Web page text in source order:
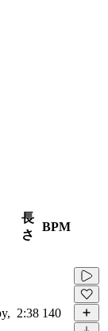
長
さ
BPM
2:38 140